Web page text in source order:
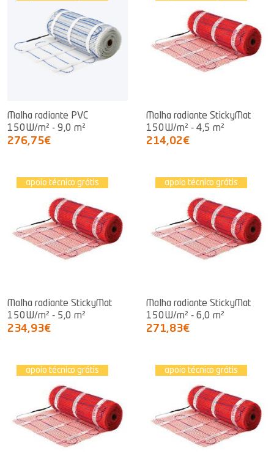
Malha radiante PVC
150W/m² - 9,0 m²
276,75€
Malha radiante StickyMat
150W/m² - 4,5 m²
214,02€
apoio técnico grátis
Malha radiante StickyMat
150W/m² - 5,0 m²
234,93€
apoio técnico grátis
Malha radiante StickyMat
150W/m² - 6,0 m²
271,83€
apoio técnico grátis apoio técnico grátis